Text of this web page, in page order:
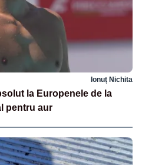
Ionuț Nichita
la Europenele de la
pentru aur